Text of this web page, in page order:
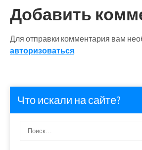
записям
Добавить
Для отправки комментария вам
авторизоваться.
Что искали на сайте?